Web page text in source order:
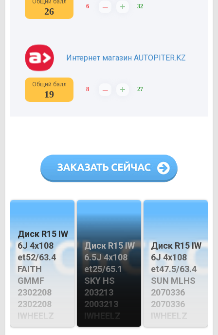
26 6 – + 32
Интернет магазин AUTOPITER.KZ
Общий балл
19 8 – + 27
Диск R15 IW
6J 4х108
et52/63.4
FAITH
GMMF
2302208
2302208
IWHEELZ
Диск R15 IW
6.5J 4х108
et25/65.1
SKY HS
203213
2003213
IWHEELZ
Диск R15 IW
6J 4х108
et47.5/63.4
SUN MLHS
2070336
2070336
IWHEELZ